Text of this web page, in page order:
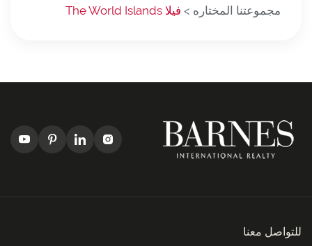
مجموعتنا المختاره > فيلا The World Islands
للتواصل معنا